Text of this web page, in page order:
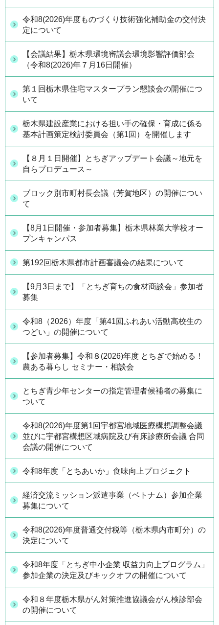
令和8(2026)年度ものづくり技術強化補助金の交付決
定について
【会議結果】栃木県環境審議会環境影響評価部会
（令和8(2026)年７月16日開催）
第１回栃木県住宅マスタープラン懇談会の開催につ
いて
栃木県建設産業における担い手の確保・育成に係る
基本計画策定検討委員会（第1回）を開催します
【８月１日開催】とちぎアップデート会議～地元を
自らプロデュース～
ブロック別市町村長会議（芳賀地区）の開催につい
て
【8月1日開催・参加者募集】栃木県林業大学校オー
プンキャンパス
第192回栃木県都市計画審議会の結果について
【9月3日まで】「とちぎ育ちの食材商談会」参加者
募集
令和8（2026）年度「第41回ふれあい活動高校生の
つどい」の開催について
【参加者募集】令和８(2026)年度 とちぎで始める！
農ある暮らし セミナー・相談会
とちぎ青少年センターの指定管理者候補者の募集に
ついて
令和8(2026)年度第1回宇都宮地域医療構想調整会議
並びに宇都宮構想区域病院及び有床診療所会議 合同
会議の開催について
令和8年度「とちあいか」食味向上プロジェクト
経済交流ミッション派遣事業（ベトナム）参加企業
募集について
令和8(2026)年度普通交付税等（栃木県内市町分）の
決定について
令和8年度「とちぎ中小企業 収益力向上プログラム」
参加企業の決定及びキックオフの開催について
令和８年度栃木県がん対策推進協議会がん検診部会
の開催について